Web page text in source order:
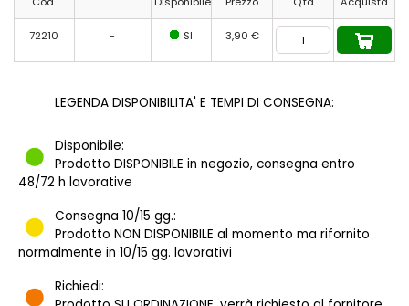
72210 - SI 3,90 €
LEGENDA DISPONIBILITA' E TEMPI DI CONSEGNA:
Disponibile:
Prodotto DISPONIBILE in negozio, consegna entro
48/72 h lavorative
Consegna 10/15 gg.:
Prodotto NON DISPONIBILE al momento ma rifornito
normalmente in 10/15 gg. lavorativi
Richiedi: